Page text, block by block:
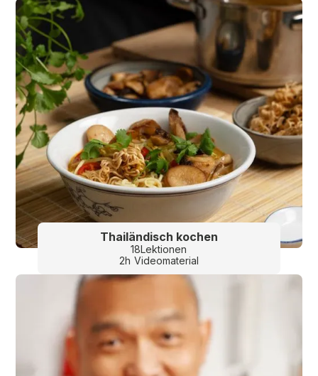
Thailändisch kochen
18Lektionen
2h Videomaterial